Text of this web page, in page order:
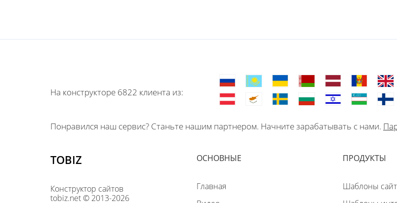
На конструкторе 6822 клиента из:
Понравился наш сервис? Станьте нашим партнером. Начните зарабатывать с нами.
TOBIZ
Конструктор сайтов
tobiz.net © 2013-2026
ОСНОВНЫЕ
Главная
ПРОДУКТЫ
Шаблоны